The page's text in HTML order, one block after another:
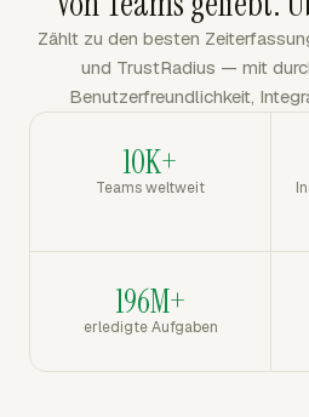
Zählt zu den besten
und TrustRadius — mit
Benutzerfreundlichkeit,
10K+
Teams weltweit
196M+
erledigte Aufgaben